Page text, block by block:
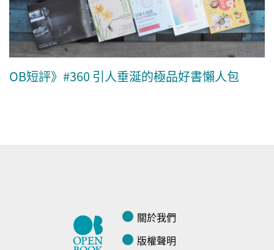
OB短評》#360 引人垂涎的極品好書懶人包
關於我們
版權聲明